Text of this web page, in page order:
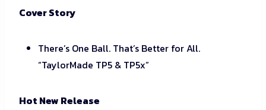
Cover Story
There’s One Ball. That’s Better for All.
“TaylorMade TP5 & TP5x”
Hot New Release